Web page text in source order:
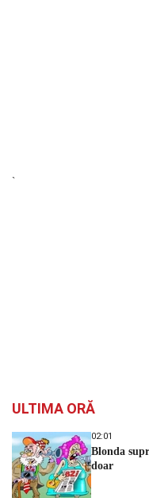
`
ULTIMA ORĂ
02:01
Blonda
doar